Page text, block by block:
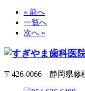
« 前へ
一覧へ
次へ »
〒426-0066 静岡県藤